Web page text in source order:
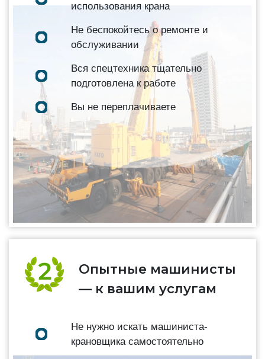
использования крана
Не беспокойтесь о ремонте и
обслуживании
Вся спецтехника тщательно
подготовлена к работе
Вы не переплачиваете
Опытные машинисты
— к вашим услугам
Не нужно искать машиниста-
крановщика самостоятельно